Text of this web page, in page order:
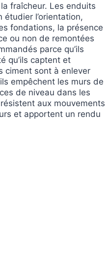
fraîcheur. Les enduits
l’orientation,
fondations, la présence
ou non de remontées
parce qu’ils
qu’ils captent et
ciment sont à enlever
empêchent les murs de
de niveau dans les
aux mouvements
et apportent un rendu